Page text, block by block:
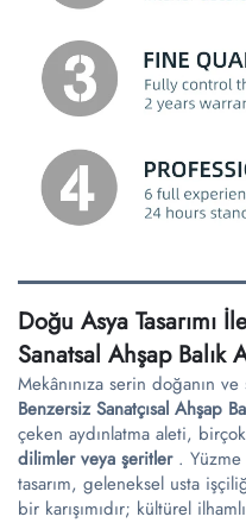
Doğu Asya Tasarımı
Sanatsal Ahşap Balık
Mekânınıza serin doğanın
Benzersiz Sanatçısal Ahşap
çeken aydınlatma aleti,
dilimler veya şeritler . Yüzme
tasarım, geleneksel usta
bir karışımıdır; kültürel